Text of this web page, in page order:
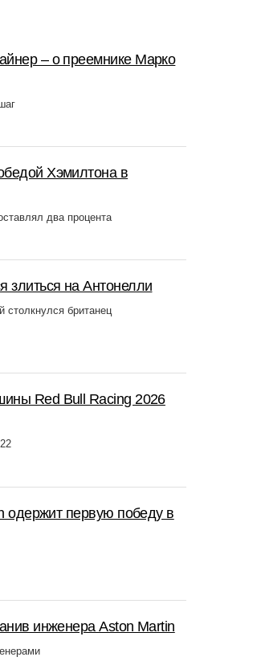
– о преемнике Марко
Хэмилтона в
два процента
злиться на Антонелли
столкнулся британец
Red Bull Racing 2026
одержит первую победу в
инженера Aston Martin